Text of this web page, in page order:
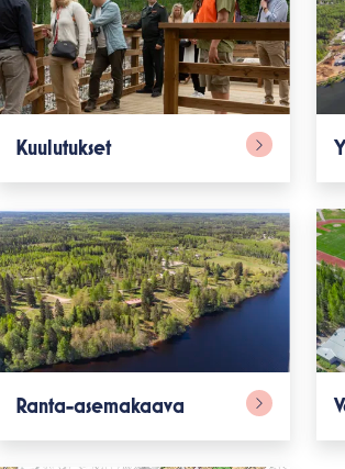
Kuulutukset
Ranta-asemakaava